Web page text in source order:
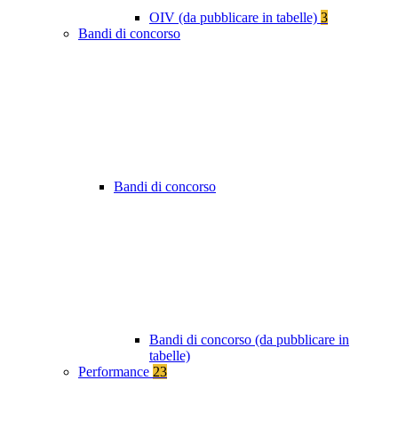
OIV (da pubblicare in tabelle) 3
Bandi di concorso
Bandi di concorso
Bandi di concorso (da pubblicare in
tabelle)
Performance 23